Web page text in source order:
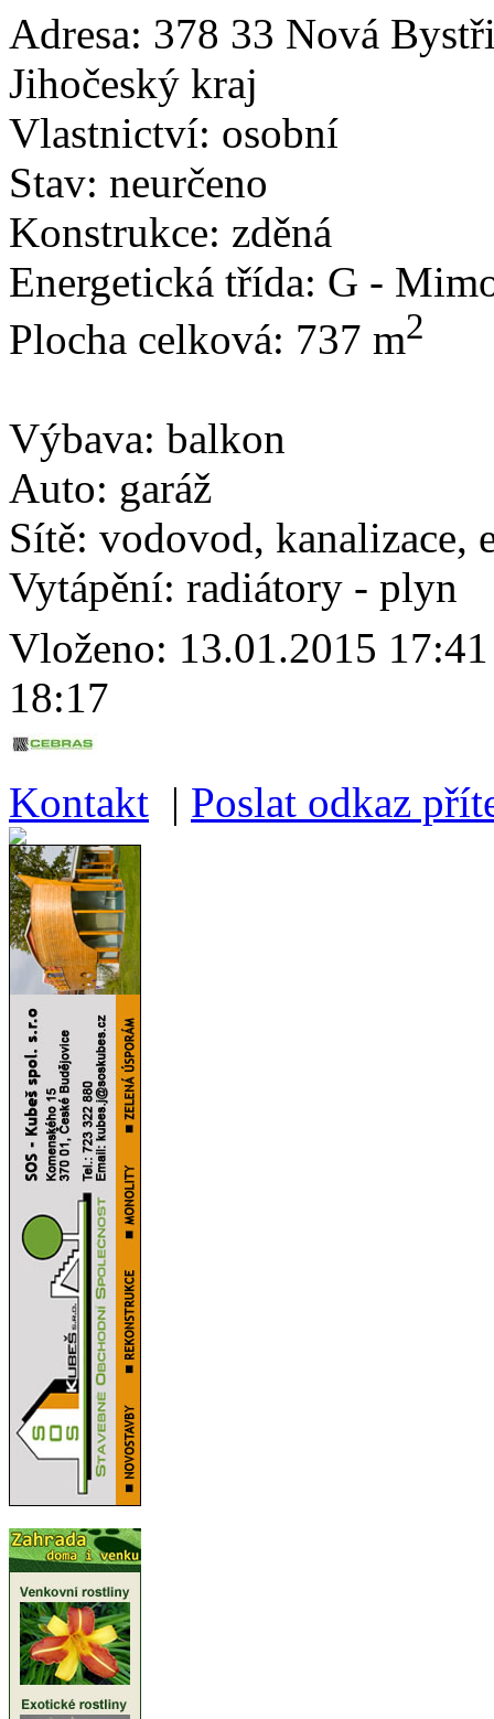
Adresa: 378 33 Nová
Jihočeský kraj
Vlastnictví: osobní
Stav: neurčeno
Konstrukce: zděná
Energetická třída: G -
Plocha celková: 737 m2
Výbava: balkon
Auto: garáž
Sítě: vodovod, kanalizace,
Vytápění: radiátory - plyn
Vloženo: 13.01.2015
18:17
Kontakt | Poslat odkaz